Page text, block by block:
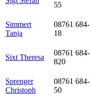
55
Simmert
Tanja
08761 684-
18
Sixt Theresa
08761 684-
820
Sprenger
Christoph
08761 684-
50